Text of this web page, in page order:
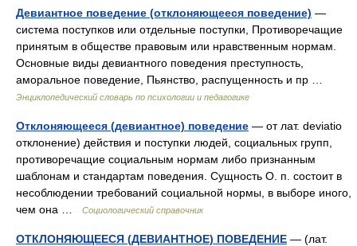
Девиантное поведение (отклоняющееся поведение) —
система поступков или отдельные поступки, Противоречащие
принятым в обществе правовым или нравственным нормам.
Основные виды девиантного поведения преступность,
аморальное поведение, Пьянство, распущенность и пр …
Энциклопедический словарь по психологии и педагогике
Отклоняющееся (девиантное) поведение — от лат. deviatio
отклонение) действия и поступки людей, социальных групп,
противоречащие социальным нормам либо признанным
шаблонам и стандартам поведения. Сущность О. п. состоит в
несоблюдении требований социальной нормы, в выборе иного,
чем она …
Социологический справочник
ОТКЛОНЯЮЩЕЕСЯ (ДЕВИАНТНОЕ) ПОВЕДЕНИЕ — (лат.